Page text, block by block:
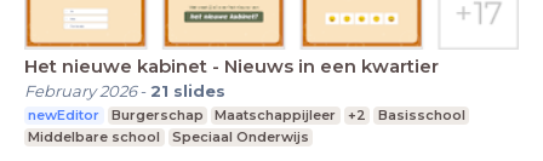
Het nieuwe kabinet - Nieuws in een kwartier
February 2026- 21 slides
newEditor Burgerschap Maatschappijleer +2
Basisschool
Middelbare school
Speciaal Onderwijs